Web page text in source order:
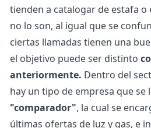
tienden a catalogar de estafa o
no lo son, al igual que se
ciertas llamadas tienen una
el objetivo puede ser distinto
anteriormente. Dentro del
hay un tipo de empresa que se
"comparador", la cual se
últimas ofertas de luz y gas, e